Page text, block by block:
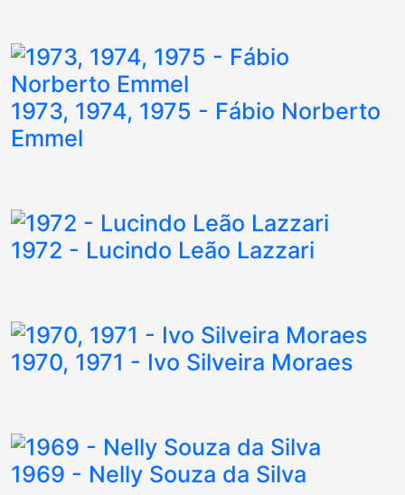
1973, 1974, 1975 - Fábio Norberto
Emmel
1972 - Lucindo Leão Lazzari
1970, 1971 - Ivo Silveira Moraes
1969 - Nelly Souza da Silva